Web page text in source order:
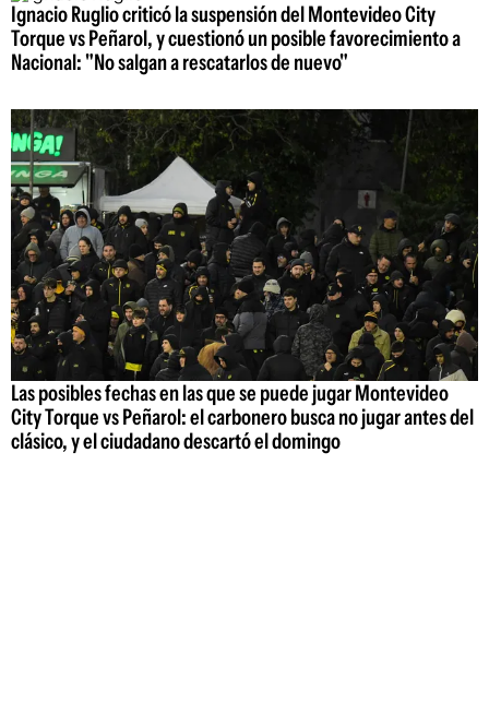
Ignacio Ruglio criticó la suspensión del Montevideo City
Torque vs Peñarol, y cuestionó un posible favorecimiento a
Nacional: "No salgan a rescatarlos de nuevo"
Las posibles fechas en las que se puede jugar Montevideo
City Torque vs Peñarol: el carbonero busca no jugar antes del
clásico, y el ciudadano descartó el domingo